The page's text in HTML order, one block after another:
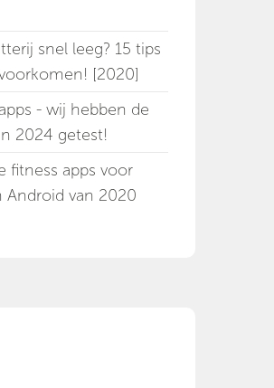
snel leeg? 15 tips
[2020]
- wij hebben de
2024 getest!
fitness apps voor
Android van 2020